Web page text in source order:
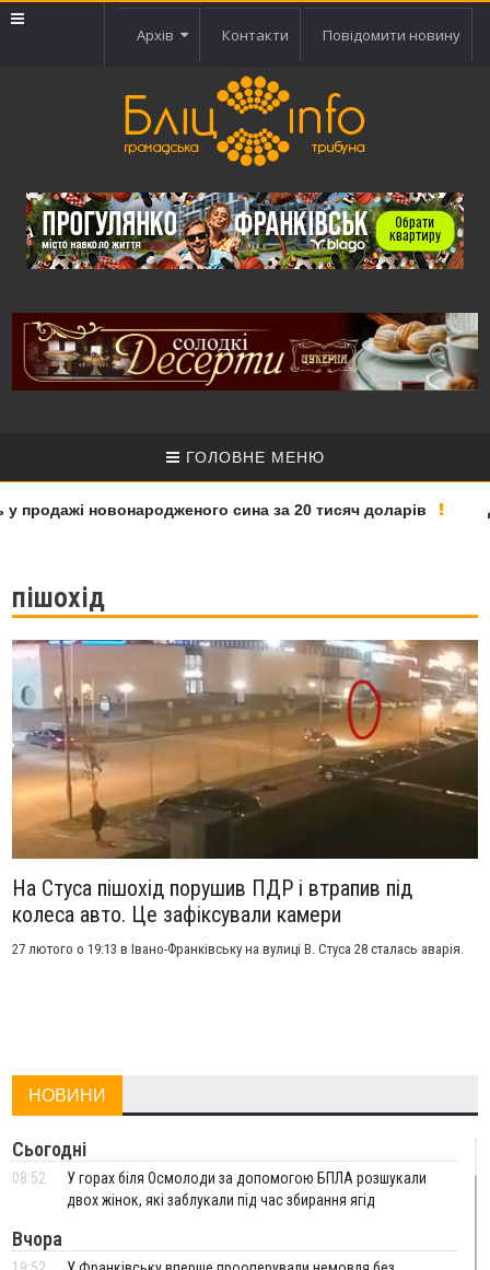
Архів Контакти Повідомити новину
ГОЛОВНЕ МЕНЮ
новонародженого сина за 20 тисяч доларів
пішохід
На Стуса пішохід порушив ПДР і втрапив під
колеса авто. Це зафіксували камери
27 лютого о 19:13 в Івано-Франківську на вулиці В. Стуса 28 сталась аварія.
НОВИНИ
Сьогодні
08:52
У горах біля Осмолоди за допомогою БПЛА розшукали
двох жінок, які заблукали під час збирання ягід
Вчора